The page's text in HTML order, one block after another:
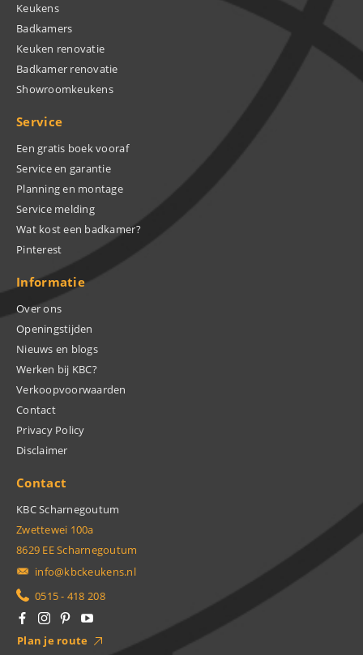
Keukens
Badkamers
Keuken renovatie
Badkamer renovatie
Showroomkeukens
Service
Een gratis boek vooraf
Service en garantie
Planning en montage
Service melding
Wat kost een badkamer?
Pinterest
Informatie
Over ons
Openingstijden
Nieuws en blogs
Werken bij KBC?
Verkoopvoorwaarden
Contact
Privacy Policy
Disclaimer
Contact
KBC Scharnegoutum
Zwettewei 100a
8629 EE Scharnegoutum
info@kbckeukens.nl
0515 - 418 208
Plan je route